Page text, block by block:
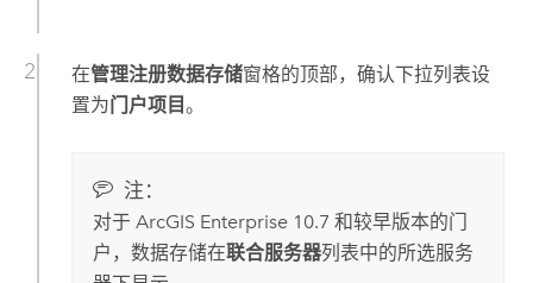
在管理注册数据存储窗格的顶部，确认下拉列表设
置为门户项目 。
注：
对于 ArcGIS Enterprise 10.7 和较早版本的门
户，数据存储在联合服务器列表中的所选服务